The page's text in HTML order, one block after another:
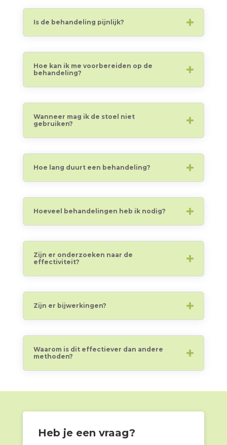
Is de behandeling pijnlijk?
Hoe kan ik me voorbereiden op de
behandeling?
Wanneer mag ik de stoel niet
gebruiken?
Hoe lang duurt een behandeling?
Hoeveel behandelingen heb ik nodig?
Zijn er onderzoeken naar de
effectiviteit?
Zijn er bijwerkingen?
Waarom is dit effectiever dan andere
methoden?
Heb je een vraag?